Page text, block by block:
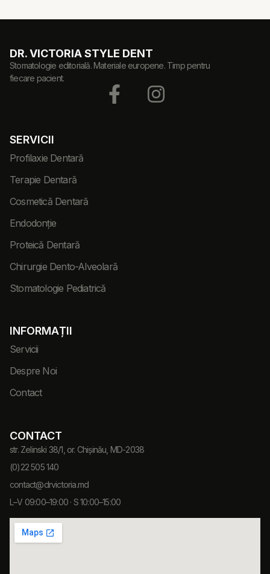
DR. VICTORIA STYLE DENT
Stomatologie editorială. Materiale europene. Timp pentru
fiecare pacient.
SERVICII
Profilaxie Dentară
Terapie Dentară
Cosmetică Dentară
Endodonție
Proteică Dentară
Chirurgie Dento-Alveolară
Stomatologie Pediatrică
INFORMAȚII
Servicii
Despre Noi
Contact
CONTACT
str. Zelinski 38/1, or. Chișinău, MD-2038
(0)22 505 140
contact@drvictoria.md
L–V 09:00–19:00 · S 10:00–15:00